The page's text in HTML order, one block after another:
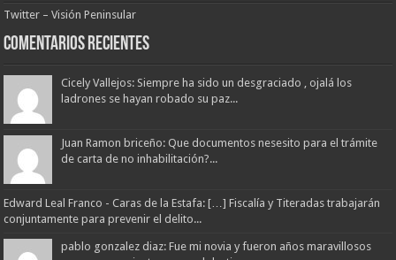
Twitter – Visión Peninsular
Comentarios Recientes
Cicely Vallejos: Siempre ha sido un desgraciado , ojalá los
ladrones se hayan robado su paz...
Juan Ramon briceño: Que documentos nesesito para el trámite
de carta de no inhabilitación?...
Edward Leal Franco - Caras de la Estafa: […] Fiscalía y Titeradas trabajarán
conjuntamente para prevenir el delito...
pablo gonzalez diaz: Fue mi novia y fueron años maravillosos